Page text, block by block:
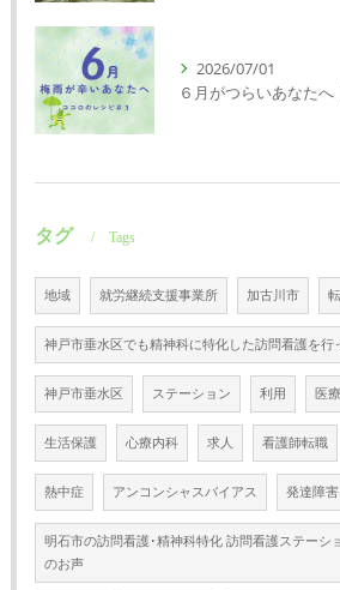
2026/07/01
タグ Tags
地域 就労継続支援事業所 加古川市
神戸市垂水区でも精神科に特化した訪問看護を行
神戸市垂水区 ステーション 利用 医療
生活保護 心療内科 求人 看護師転職
熱中症 アンコンシャスバイアス 発達障害
明石市の訪問看護･精神科特化 訪問看護ステーシ
のお声